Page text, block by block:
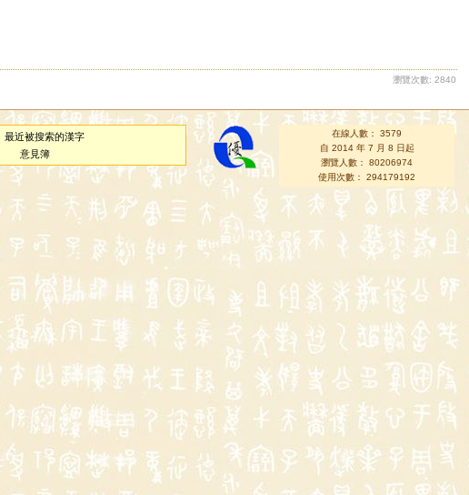
瀏覽次數: 2840
最近被搜索的漢字
意見簿
在線人數： 3579
自 2014 年 7 月 8 日起
瀏覽人數： 80206974
使用次數： 294179192